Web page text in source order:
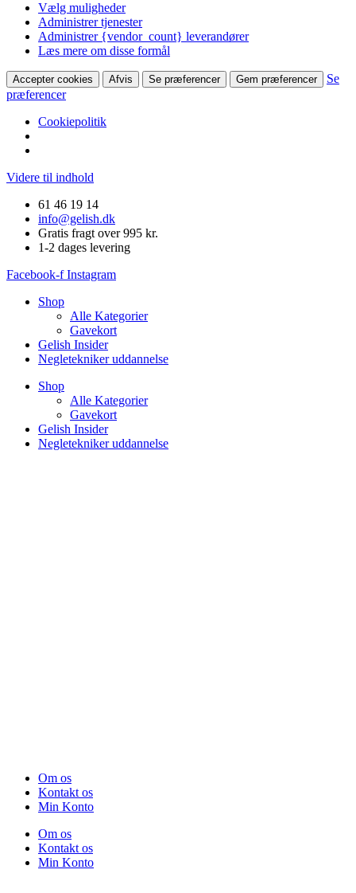
Vælg muligheder
Administrer tjenester
Administrer {vendor_count} leverandører
Læs mere om disse formål
Accepter cookies Afvis Se præferencer Gem præferencer
Se
præferencer
Cookiepolitik
Videre til indhold
61 46 19 14
info@gelish.dk
Gratis fragt over 995 kr.
1-2 dages levering
Facebook-f Instagram
Shop
Alle Kategorier
Gavekort
Gelish Insider
Negletekniker uddannelse
Shop
Alle Kategorier
Gavekort
Gelish Insider
Negletekniker uddannelse
Om os
Kontakt os
Min Konto
Om os
Kontakt os
Min Konto